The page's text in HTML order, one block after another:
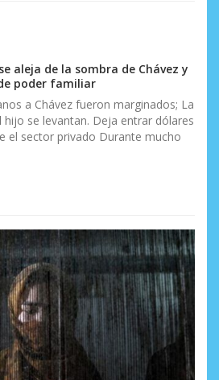
aleja de la sombra de Chávez y
poder familiar
a Chávez fueron marginados; La
se levantan. Deja entrar dólares
el sector privado Durante mucho